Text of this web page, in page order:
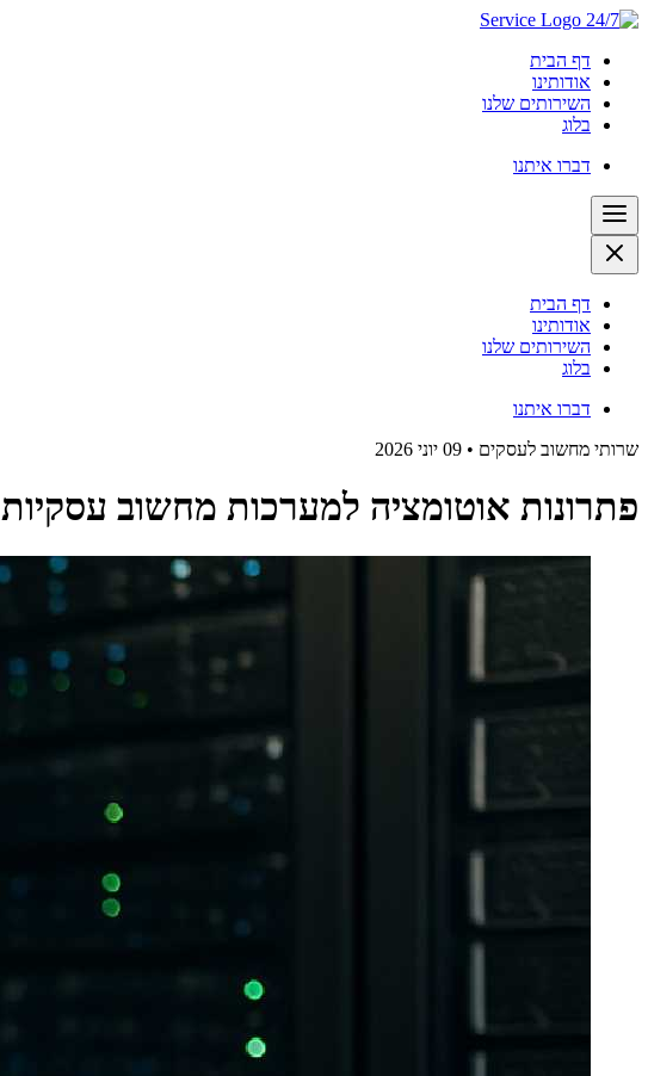
דף הבית
אודותינו
השירותים שלנו
בלוג
דברו איתנו
דף הבית
אודותינו
השירותים שלנו
בלוג
דברו איתנו
שרותי מחשוב לעסקים • 09 יוני 2026
פתרונות אוטומציה למערכות מחשוב עסקיות